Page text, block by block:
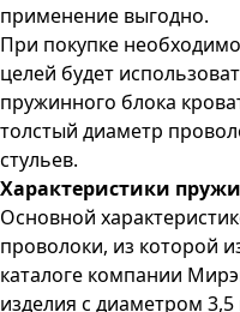
применение выгодно.
При покупке
целей будет
пружинного блока
толстый диаметр
стульев.
Характеристики
Основной
проволоки, из которой
каталоге компании
изделия с диаметром